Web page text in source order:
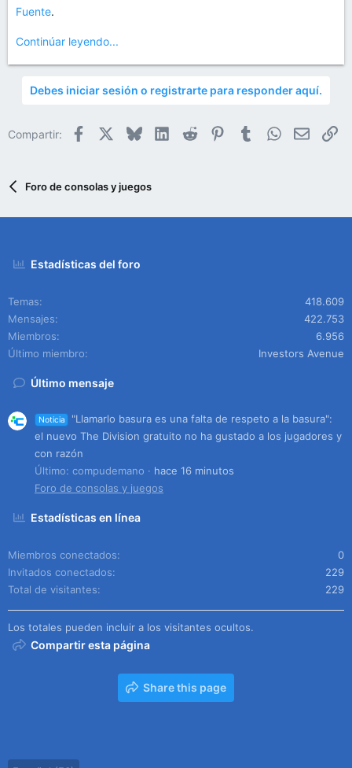
Fuente.
Continúar leyendo...
Debes iniciar sesión o registrarte para responder aquí.
Compartir: Facebook BlueskyLinkedIn
Reddit PinterestTumblrWhatsApp
Email
Foro de consolas y juegos
Estadísticas del foro
Temas
418.609
Mensajes
422.753
Miembros
6.956
Último miembro
Investors Avenue
Último mensaje
Noticia
"Llamarlo basura es una falta de respeto a la basura":
el nuevo The Division gratuito no ha gustado a los jugadores y
con razón
Último: compudemano
hace 16 minutos
Foro de consolas y juegos
Estadísticas en línea
Miembros conectados
0
Invitados conectados
229
Total de visitantes
229
Los totales pueden incluir a los visitantes ocultos.
Compartir esta página
Share this page